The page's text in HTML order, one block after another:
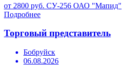
от 2800 руб. СУ-256 ОАО "Мапид"
Подробнее
Торговый представитель
Бобруйск
06.08.2026